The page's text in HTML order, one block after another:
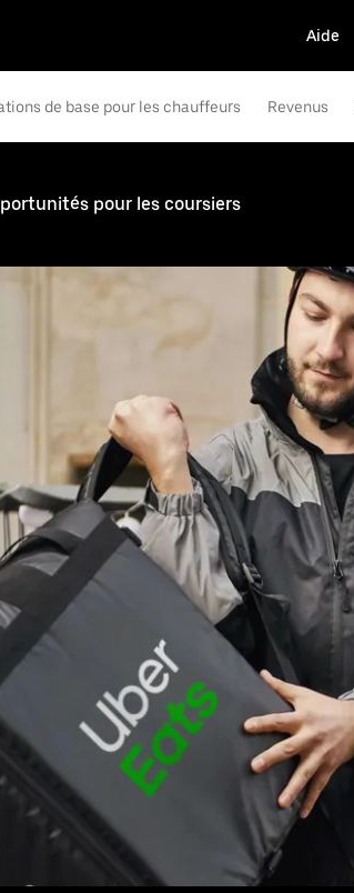
Aide
de base pour les chauffeurs Revenus
pour les coursiers